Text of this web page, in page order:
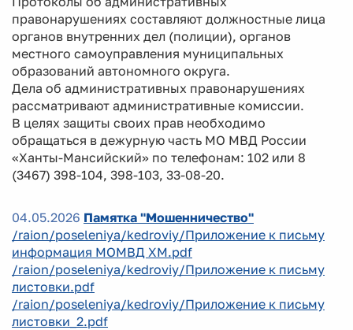
правонарушениях составляют должностные лица
органов внутренних дел (полиции), органов
местного самоуправления муниципальных
образований автономного округа.
Дела об административных правонарушениях
рассматривают административные комиссии.
В целях защиты своих прав необходимо
обращаться в дежурную часть МО МВД России
«Ханты-Мансийский» по телефонам: 102 или 8
(3467) 398-104, 398-103, 33-08-20.
04.05.2026 Памятка "Мошенничество"
/raion/poseleniya/kedroviy/Приложение к письму
информация МОМВД ХМ.pdf
/raion/poseleniya/kedroviy/Приложение к письму
листовки.pdf
/raion/poseleniya/kedroviy/Приложение к письму
листовки_2.pdf